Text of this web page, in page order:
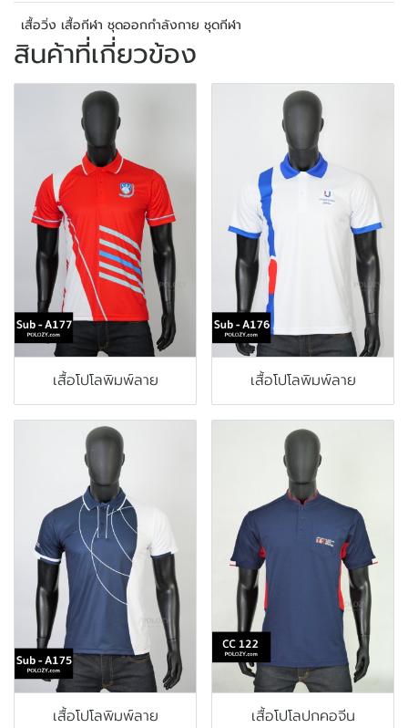
เสื้อวิ่ง เสื้อกีฬา ชุดออกกำลังกาย ชุดกีฬา
สินค้าที่เกี่ยวข้อง
เสื้อโปโลพิมพ์ลาย เสื้อโปโลพิมพ์ลาย
เสื้อโปโลพิมพ์ลาย เสื้อโปโลปกคอจีน